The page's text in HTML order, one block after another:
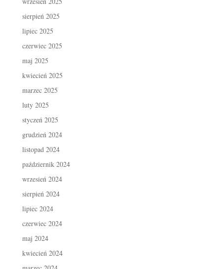
sierpień 2025
lipiec 2025
czerwiec 2025
maj 2025
kwiecień 2025
marzec 2025
luty 2025
styczeń 2025
grudzień 2024
listopad 2024
październik 2024
wrzesień 2024
sierpień 2024
lipiec 2024
czerwiec 2024
maj 2024
kwiecień 2024